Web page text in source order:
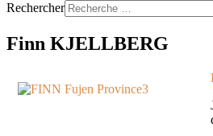
Rechercher
Finn KJELLBERG